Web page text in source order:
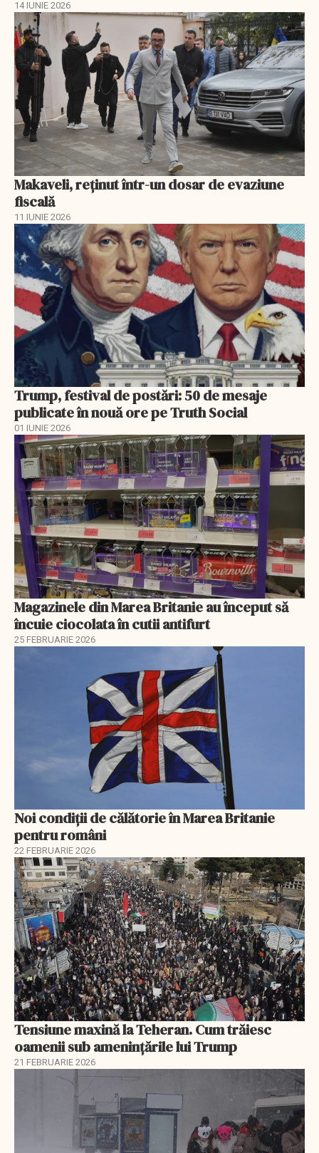
14 IUNIE 2026
Makaveli, reţinut într-un dosar de evaziune
fiscală
11 IUNIE 2026
Trump, festival de postări: 50 de mesaje
publicate în nouă ore pe Truth Social
01 IUNIE 2026
Magazinele din Marea Britanie au început să
încuie ciocolata în cutii antifurt
25 FEBRUARIE 2026
Noi condiții de călătorie în Marea Britanie
pentru români
22 FEBRUARIE 2026
Tensiune maxină la Teheran. Cum trăiesc
oamenii sub amenințările lui Trump
21 FEBRUARIE 2026